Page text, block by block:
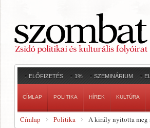
ELŐFIZETÉS 1% SZEMINÁRIUM
CÍMLAP POLITIKA HÍREK KULTÚRA
Címlap Politika A király nyitotta meg